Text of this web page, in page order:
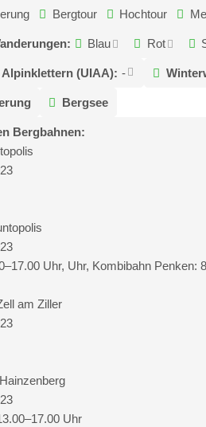
Bergtour Hochtour
Blau Rot
(UIAA): -
Bergsee
Bergbahnen:
Uhr, Uhr, Kombibahn Penken:
am Ziller
Uhr